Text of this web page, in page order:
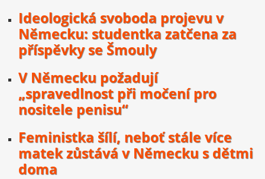
Ideologická svoboda projevu v
Německu: studentka zatčena za
příspěvky se Šmouly
V Německu požadují
„spravedlnost při močení pro
nositele penisu“
Feministka šílí, neboť stále více
matek zůstává v Německu s dětmi
doma